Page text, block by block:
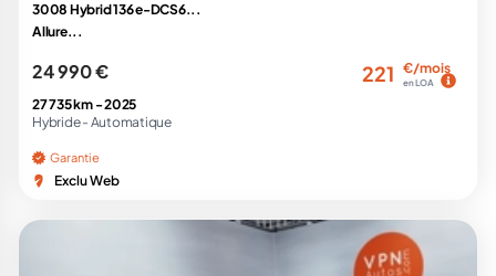
3008 Hybrid 136 e-DCS6...
Allure...
24 990 € 221 €/mois
en LOA
27 735 km -2025
Hybride - Automatique
Garantie
Exclu Web